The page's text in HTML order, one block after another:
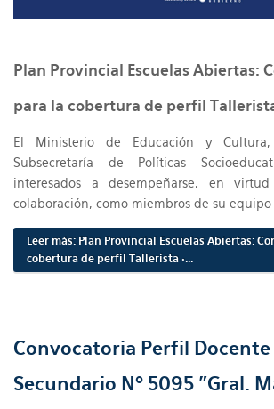
Plan Provincial Escuelas Abiertas:
para la cobertura de perfil
El Ministerio de Educación y
Subsecretaría de Políticas
interesados a desempeñarse, en
colaboración, como miembros de su equipo
Leer más: Plan Provincial Escuelas Abiertas:
cobertura de perfil Tallerista •...
Convocatoria Perfil Docente
Secundario Nº 5095 "Gral.